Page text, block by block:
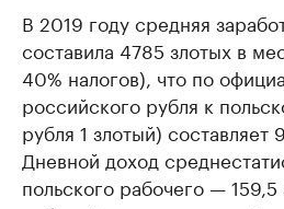
В 2019 году средняя
составила 4785 злотых в
40% налогов), что по
российского рубля к
рубля 1 злотый) составляет
Дневной доход
польского рабочего — 159,5